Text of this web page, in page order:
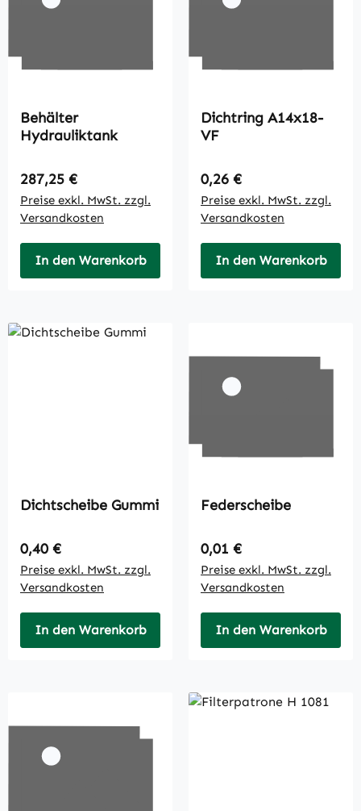
Behälter
Hydrauliktank
Regulärer Preis:
287,25 €
Preise exkl. MwSt. zzgl.
Versandkosten
In den Warenkorb
Dichtring A14x18-
VF
Regulärer Preis:
0,26 €
Preise exkl. MwSt. zzgl.
Versandkosten
In den Warenkorb
Dichtscheibe Gummi
Regulärer Preis:
0,40 €
Preise exkl. MwSt. zzgl.
Versandkosten
In den Warenkorb
Federscheibe
Regulärer Preis:
0,01 €
Preise exkl. MwSt. zzgl.
Versandkosten
In den Warenkorb